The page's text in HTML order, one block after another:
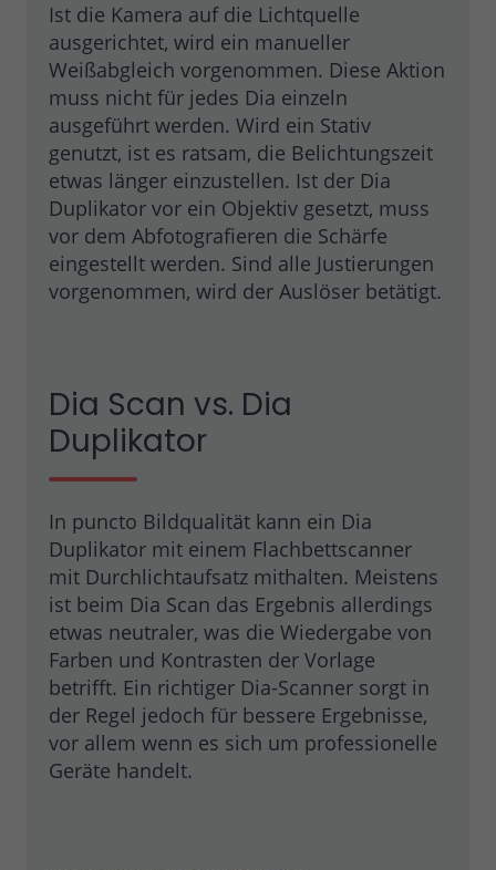
Ist die Kamera auf die Lichtquelle
ausgerichtet, wird ein manueller
Weißabgleich vorgenommen. Diese Aktion
muss nicht für jedes Dia einzeln
ausgeführt werden. Wird ein Stativ
genutzt, ist es ratsam, die Belichtungszeit
etwas länger einzustellen. Ist der Dia
Duplikator vor ein Objektiv gesetzt, muss
vor dem Abfotografieren die Schärfe
eingestellt werden. Sind alle Justierungen
vorgenommen, wird der Auslöser betätigt.
Dia Scan vs. Dia
Duplikator
In puncto Bildqualität kann ein Dia
Duplikator mit einem Flachbettscanner
mit Durchlichtaufsatz mithalten. Meistens
ist beim Dia Scan das Ergebnis allerdings
etwas neutraler, was die Wiedergabe von
Farben und Kontrasten der Vorlage
betrifft. Ein richtiger Dia-Scanner sorgt in
der Regel jedoch für bessere Ergebnisse,
vor allem wenn es sich um professionelle
Geräte handelt.